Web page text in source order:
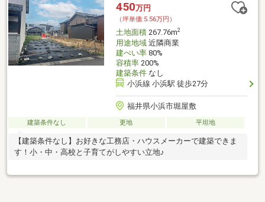
450万円
（坪単価:5.56万円）
土地面積267.76m2
用途地域近隣商業
建ぺい率80%
容積率200%
建築条件なし
小浜線 小浜駅 徒歩27分
福井県小浜市堀屋敷
建築条件なし 更地 平坦地
【建築条件なし】お好きな工務店・ハウスメーカーで建築できま
す！小・中・高校と子育てがしやすい立地♪